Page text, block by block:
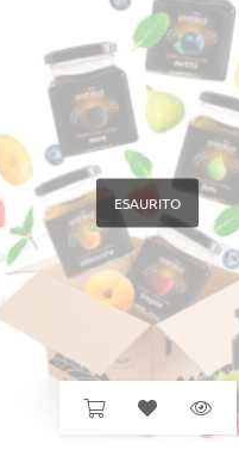
ESAURITO